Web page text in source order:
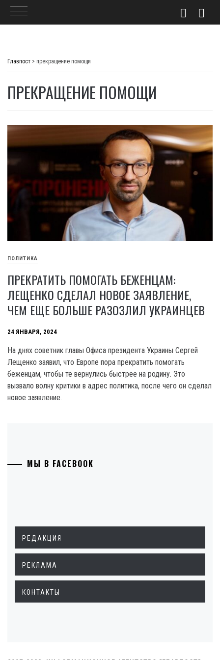
Главпост > прекращение помощи
ПРЕКРАЩЕНИЕ ПОМОЩИ
ПОЛИТИКА
ПРЕКРАТИТЬ ПОМОГАТЬ БЕЖЕНЦАМ:
ЛЕЩЕНКО СДЕЛАЛ НОВОЕ ЗАЯВЛЕНИЕ,
ЧЕМ ЕЩЕ БОЛЬШЕ РАЗОЗЛИЛ УКРАИНЦЕВ
24 ЯНВАРЯ, 2024
На днях советник главы Офиса президента Украины Сергей
Лещенко заявил, что Европе пора прекратить помогать
беженцам, чтобы те вернулись быстрее на родину. Это
вызвало волну критики в адрес политика, после чего он сделал
новое заявление.
МЫ В FACEBOOK
РЕДАКЦИЯ
РЕКЛАМА
КОНТАКТЫ